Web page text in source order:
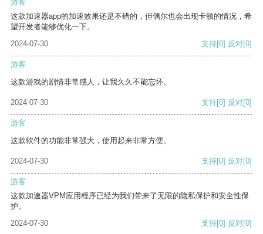
游客
这款加速器app的加速效果还是不错的，但偶尔也会出现卡顿的情况，希
望开发者能够优化一下。
2024-07-30
支持[0] 反对[0]
游客
这款游戏的剧情非常感人，让我久久不能忘怀。
2024-07-30 支持[0] 反对[0]
游客
这款软件的功能非常强大，使用起来非常方便。
2024-07-30 支持[0] 反对[0]
游客
这款加速器VPM应用程序已经为我们带来了无限的隐私保护和安全性保
护。
2024-07-30
支持[0] 反对[0]